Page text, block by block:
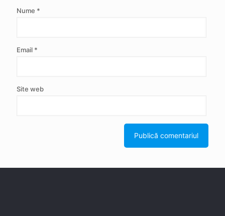
Nume *
Email *
Site web